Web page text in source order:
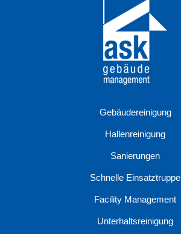
Gebäudereinigung
Hallenreinigung
Sanierungen
Schnelle Einsatztruppe
Facility Management
Unterhaltsreinigung